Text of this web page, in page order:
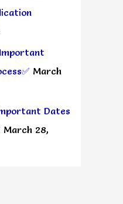
March
Dates
March 28,